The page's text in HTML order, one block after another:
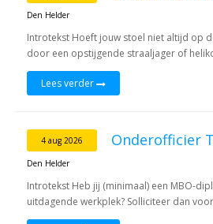
Den Helder
Introtekst Hoeft jouw stoel niet altijd op
door een opstijgende straaljager of
Lees verder
4 aug 2026 Onderofficier
Den Helder
Introtekst Heb jij (minimaal) een MBO-
uitdagende werkplek? Solliciteer dan